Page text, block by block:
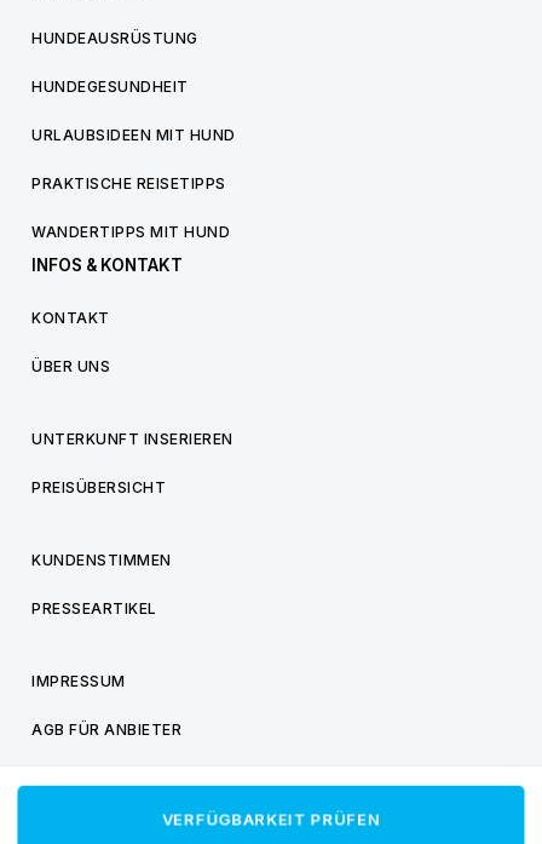
VERFÜGBARKEIT PRÜFEN
HUNDEAUSRÜSTUNG
HUNDEGESUNDHEIT
URLAUBSIDEEN MIT HUND
PRAKTISCHE REISETIPPS
WANDERTIPPS MIT HUND
INFOS & KONTAKT
KONTAKT
ÜBER UNS
UNTERKUNFT INSERIEREN
PREISÜBERSICHT
KUNDENSTIMMEN
PRESSEARTIKEL
IMPRESSUM
AGB FÜR ANBIETER